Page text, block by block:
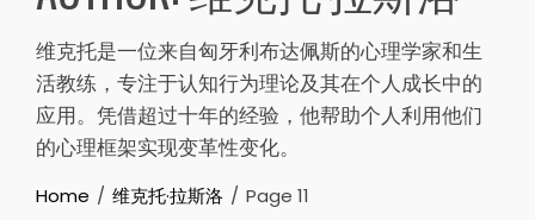
维克托是一位来自匈牙利布达佩斯的心理学家和生
活教练，专注于认知行为理论及其在个人成长中的
应用。凭借超过十年的经验，他帮助个人利用他们
的心理框架实现变革性变化。
Home 维克托·拉斯洛 Page 11